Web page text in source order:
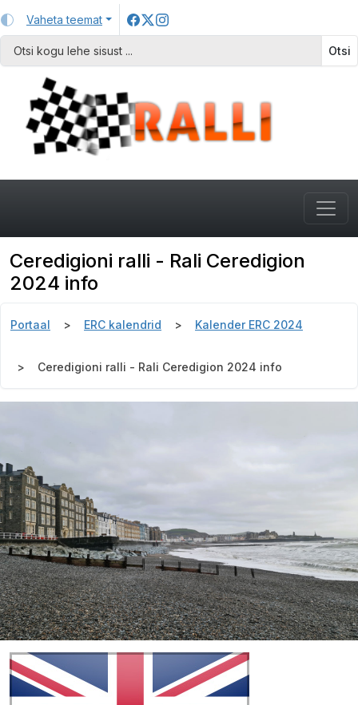
Vaheta teemat
Otsi
Ceredigioni ralli - Rali Ceredigion
2024 info
Portaal ERC kalendrid Kalender ERC 2024
Ceredigioni ralli - Rali Ceredigion 2024 info